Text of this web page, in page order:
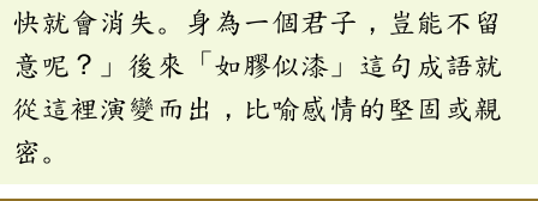
快就會消失。身為一個君子，豈能不留
意呢？」後來「如膠似漆」這句成語就
從這裡演變而出，比喻感情的堅固或親
密。